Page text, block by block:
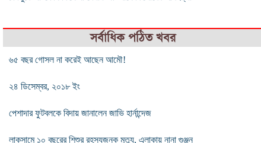
সর্বাধিক পঠিত খবর
৬৫ বছর গোসল না করেই আছেন আমৌ!
২৪ ডিসেম্বর, ২০১৮ ইং
পেশাদার ফুটবলকে বিদায় জানালেন জাভি হার্নান্দেজ
লাকসামে ১০ বছরের শিশুর রহস্যজনক মৃত্যু, এলাকায় নানা গুঞ্জন